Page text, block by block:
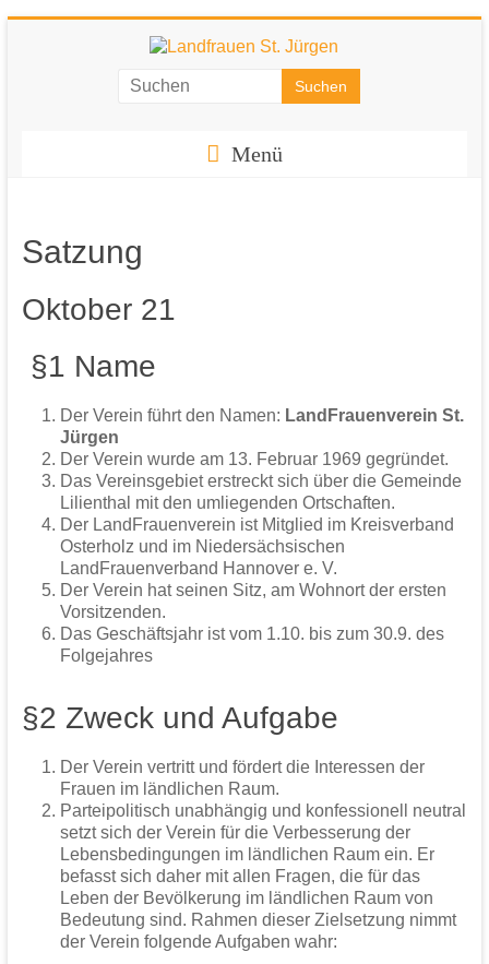
Landfrauen
Frauen
für
starke
Menü
Satzung
Oktober 21
§1 Name
Der Verein führt den Namen: LandFrauenverein St.
Jürgen
Der Verein wurde am 13. Februar 1969 gegründet.
Das Vereinsgebiet erstreckt sich über die Gemeinde
Lilienthal mit den umliegenden Ortschaften.
Der LandFrauenverein ist Mitglied im Kreisverband
Osterholz und im Niedersächsischen
LandFrauenverband Hannover e. V.
Der Verein hat seinen Sitz, am Wohnort der ersten
Vorsitzenden.
Das Geschäftsjahr ist vom 1.10. bis zum 30.9. des
Folgejahres
§2 Zweck und Aufgabe
Der Verein vertritt und fördert die Interessen der
Frauen im ländlichen Raum.
Parteipolitisch unabhängig und konfessionell neutral
setzt sich der Verein für die Verbesserung der
Lebensbedingungen im ländlichen Raum ein. Er
befasst sich daher mit allen Fragen, die für das
Leben der Bevölkerung im ländlichen Raum von
Bedeutung sind. Rahmen dieser Zielsetzung nimmt
der Verein folgende Aufgaben wahr: